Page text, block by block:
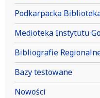
Podkarpacka
Medioteka Instytutu
Bibliografie
Bazy testowane
Nowości